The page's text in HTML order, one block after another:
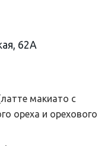
62А
макиато с
ореха и орехового